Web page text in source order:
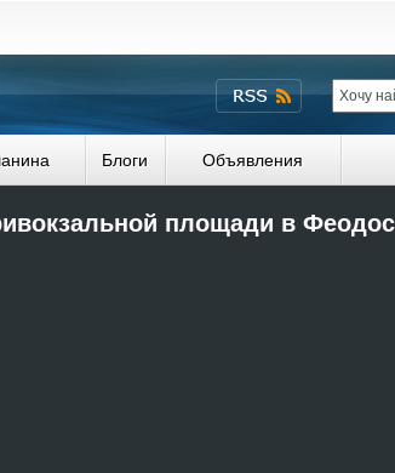
Блоги Объявления
площади в